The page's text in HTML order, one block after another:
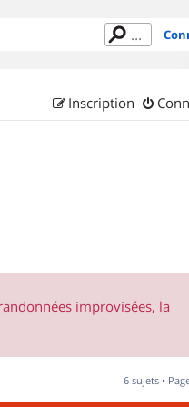
Inscription
improvisées, la
6 sujets •